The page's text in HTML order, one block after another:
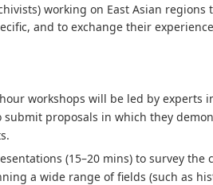
working on East Asian regions
and to exchange their
workshops will be led by experts
proposals in which they
(15–20 mins) to survey the
a wide range of fields (such as